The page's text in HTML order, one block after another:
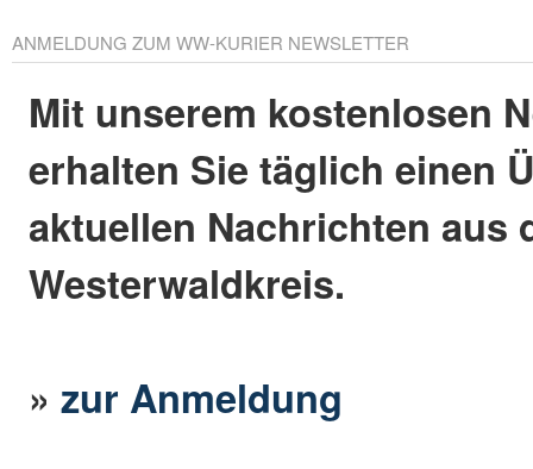
ANMELDUNG ZUM WW-KURIER NEWSLETTER
Mit unserem kostenlosen
erhalten Sie täglich einen
aktuellen Nachrichten aus
Westerwaldkreis.
»zur Anmeldung